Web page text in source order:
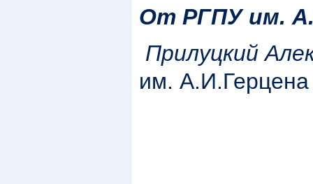
От РГПУ им.
Прилуцкий
им.